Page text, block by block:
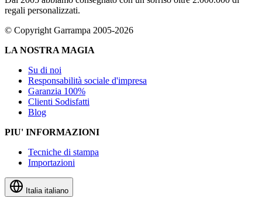
regali personalizzati.
© Copyright Garrampa 2005-2026
LA NOSTRA MAGIA
Su di noi
Responsabilità sociale d'impresa
Garanzia 100%
Clienti Sodisfatti
Blog
PIU' INFORMAZIONI
Tecniche di stampa
Importazioni
Italia italiano